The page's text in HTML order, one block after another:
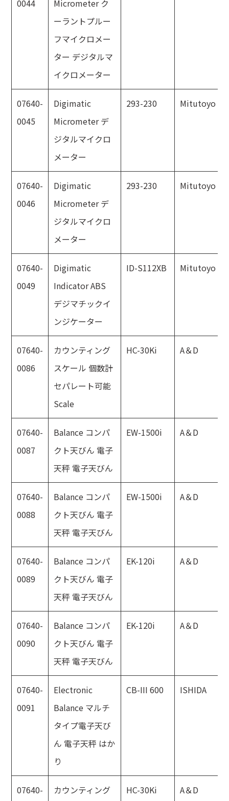
0044
Micrometer ク
ーラントプルー
フマイクロメー
ター デジタルマ
イクロメーター
07640-
0045
Digimatic
Micrometer デ
ジタルマイクロ
メーター
293-230 Mitutoyo
07640-
0046
Digimatic
Micrometer デ
ジタルマイクロ
メーター
293-230 Mitutoyo
07640-
0049
Digimatic
Indicator ABS
デジマチックイ
ンジケーター
ID-S112XB Mitutoyo
07640-
0086
カウンティング
スケール 個数計
セパレート可能
Scale
HC-30Ki A＆D
07640-
0087
Balance コンパ
クト天びん 電子
天秤 電子天びん
EW-1500i A＆D
07640-
0088
Balance コンパ
クト天びん 電子
天秤 電子天びん
EW-1500i A＆D
07640-
0089
Balance コンパ
クト天びん 電子
天秤 電子天びん
EK-120i A＆D
07640-
0090
Balance コンパ
クト天びん 電子
天秤 電子天びん
EK-120i A＆D
07640-
0091
Electronic
Balance マルチ
タイプ電子天び
ん 電子天秤 はか
り
CB-III 600 ISHIDA
07640-
カウンティング
HC-30Ki A＆D